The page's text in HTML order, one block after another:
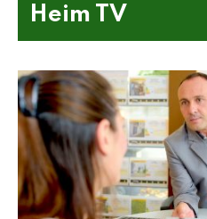
Heim TV